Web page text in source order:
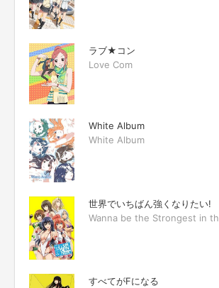
ラブ★コン
Love Com
White Album
White Album
世界でいちばん強くなりたい!
Wanna be the Strongest in
すべてがFになる